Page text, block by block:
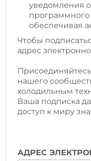
уведомления
обеспечивая
Чтобы
адрес
нашего
холодильным
Ваша подписка
доступ к миру
АДРЕС